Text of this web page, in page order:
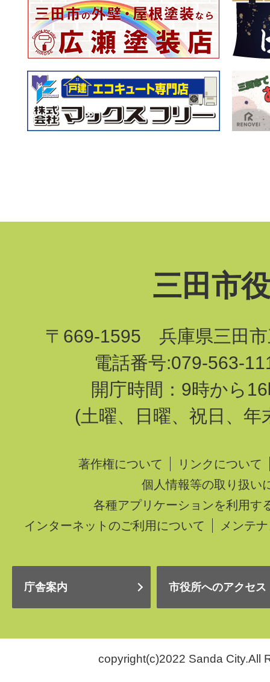
三田市
〒669-1595 兵庫県三田市
電話番号:079-563-
開庁時間：9時から
(土曜、日曜、祝日、年
著作権について
リンクについて
個人情報等の取り扱い
各種アプリケーションを利用す
インターネットのご利用について
メンテ
庁舎案内 市役所へのアクセス
copyright(c)2022 Sanda City.All